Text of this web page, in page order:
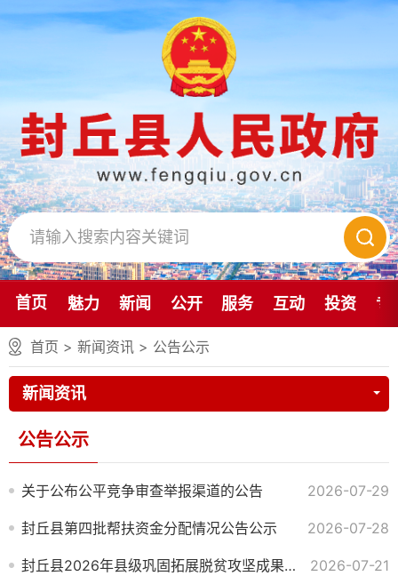
首页 魅力 新闻 公开 服务 互动 投资 专
首页 > 新闻资讯 > 公告公示
新闻资讯
公告公示
关于公布公平竞争审查举报渠道的公告 2026-07-29
封丘县第四批帮扶资金分配情况公告公示 2026-07-28
封丘县2026年县级巩固拓展脱贫攻坚成果和乡村振兴项目库（调整）公告 2026-07-21